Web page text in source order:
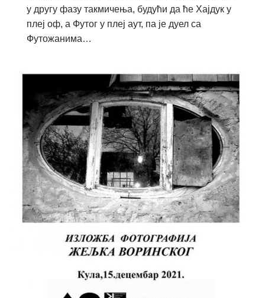
у другу фазу такмичења, будући да ће Хајдук у
плеј оф, а Футог у плеј аут, па је дуел са
Футожанима…